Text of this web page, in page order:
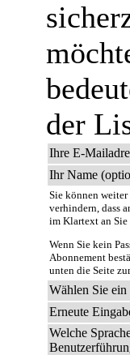
der
Ihre E-
Ihr Name
Sie können weiter
verhindern, dass
im Klartext an
Wenn Sie kein
Abonnement
unten die Seite
Wählen Sie ein
Erneute
Welche